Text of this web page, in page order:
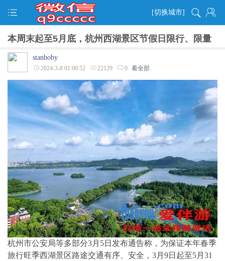
[切换城市]
本周末起至5月底，杭州西湖景区节假日限行、限量
stanboby
2024-3-8 01:00:52 22129 0 看全部
杭州市公安局等多部分3月5日发布通告称，为保证本年春季
旅行旺季西湖景区路途交通有序、安全，3月9日起至5月31